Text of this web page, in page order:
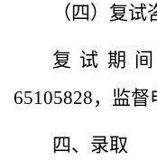
（四）复
复试期
65105828，监督
四、录取